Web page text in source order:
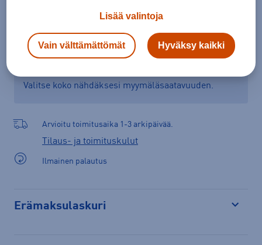
Verkkokauppa: Ei saatavillaMyymälät: Saatavilla
Valitse koko nähdäksesi myymäläsaatavuuden.
Arvioitu toimitusaika 1-3 arkipäivää.
Tilaus- ja toimituskulut
Ilmainen palautus
Erämaksulaskuri
Lisää valintoja
Vain välttämättömät Hyväksy kaikki